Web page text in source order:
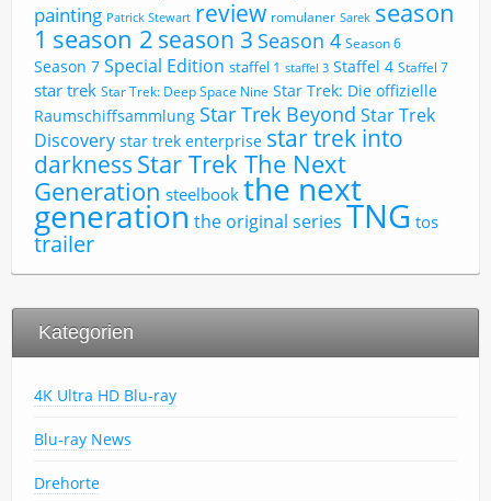
painting Patrick Stewart review romulaner Sarek season
1 season 2 season 3 Season 4 Season 6
Season 7 Special Edition staffel 1 staffel 3 Staffel 4 Staffel 7
star trek Star Trek: Deep Space Nine Star Trek: Die offizielle
Raumschiffsammlung Star Trek Beyond Star Trek
Discovery star trek enterprise star trek into
darkness Star Trek The Next
Generation steelbook the next
generation the original series TNG tos
trailer
Kategorien
4K Ultra HD Blu-ray
Blu-ray News
Drehorte